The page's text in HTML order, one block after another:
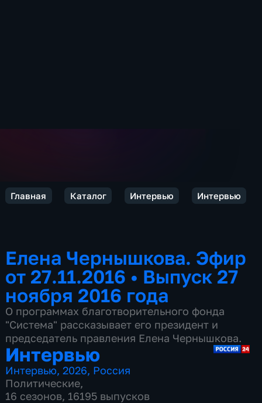
Главная Каталог Интервью Интервью
Елена Чернышкова. Эфир
от 27.11.2016 • Выпуск 27
ноября 2016 года
О программах благотворительного фонда
"Система" рассказывает его президент и
председатель правления Елена Чернышкова.
Интервью
Интервью,2026, Россия
Политические,
16 сезонов, 16195 выпусков